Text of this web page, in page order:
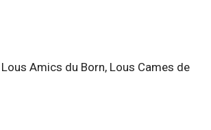
Amics du Born, Lous Cames de